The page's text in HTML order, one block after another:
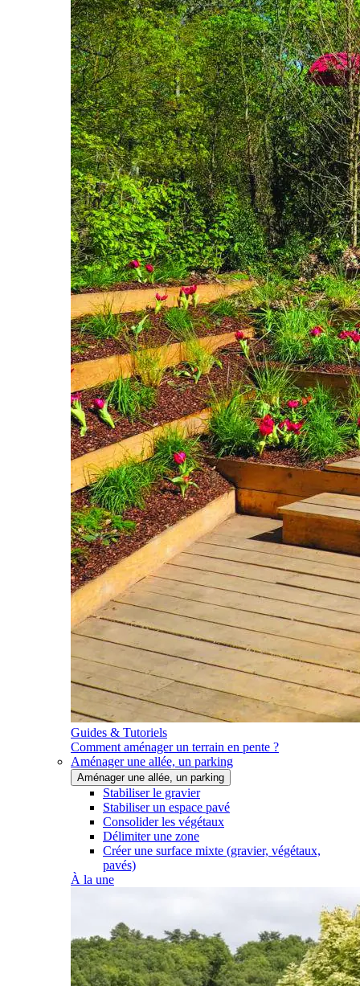
Guides & Tutoriels
Comment aménager un terrain en pente ?
Aménager une allée, un parking
Aménager une allée, un parking
Stabiliser le gravier
Stabiliser un espace pavé
Consolider les végétaux
Délimiter une zone
Créer une surface mixte (gravier, végétaux,
pavés)
À la une